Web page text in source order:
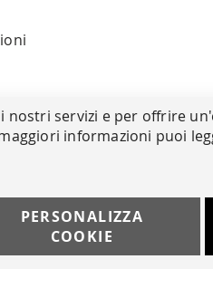
nostri servizi e per offrire
informazioni puoi
PERSONALIZZA
COOKIE